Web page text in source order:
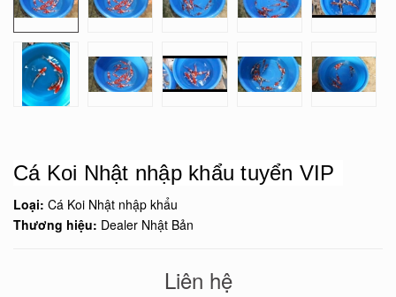
Cá Koi Nhật nhập khẩu tuyển VIP
Loại: Cá Koi Nhật nhập khẩu
Thương hiệu: Dealer Nhật Bản
Liên hệ